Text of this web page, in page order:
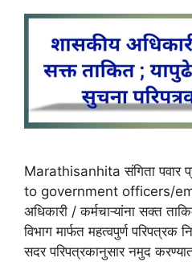
Marathisanhita संगिता पवार
to government officers/
अधिकारी / कर्मचाऱ्यांना सक्त
विभाग मार्फत महत्वपुर्ण
सदर परिपत्रकानुसार नमुद